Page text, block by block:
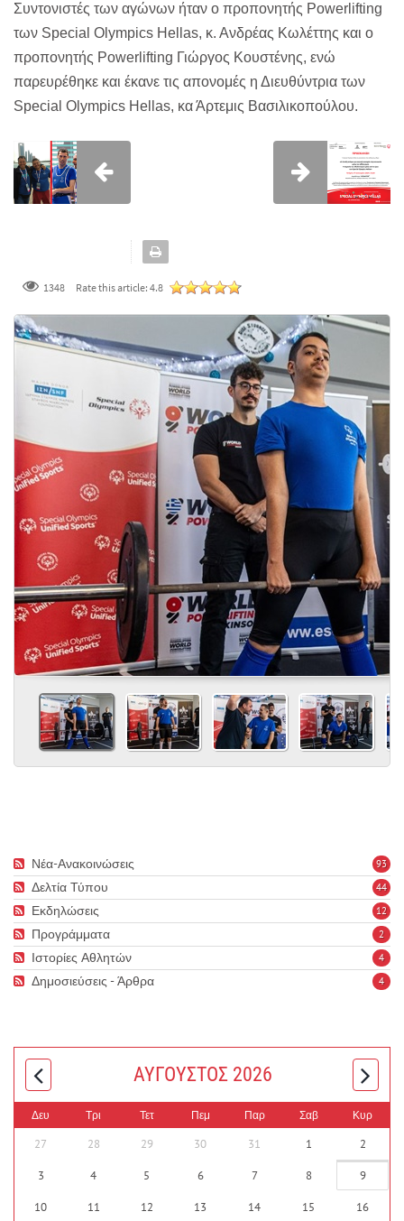
Συντονιστές των αγώνων ήταν ο προπονητής Powerlifting
των Special Olympics Hellas, κ. Ανδρέας Κωλέττης και ο
προπονητής Powerlifting Γιώργος Κουστένης, ενώ
παρευρέθηκε και έκανε τις απονομές η Διευθύντρια των
Special Olympics Hellas, κα Άρτεμις Βασιλικοπούλου.
1348 Rate this article: 4.8
93
Νέα-Ανακοινώσεις
44
Δελτία Τύπου
12
Εκδηλώσεις
2
Προγράμματα
4
Ιστορίες Αθλητών
4
Δημοσιεύσεις - Άρθρα
ΑΎΓΟΥΣΤΟΣ 2026
Δευ Τρι Τετ Πεμ Παρ Σαβ Κυρ
27 28 29 30 31 1 2
3 4 5 6 7 8 9
10 11 12 13 14 15 16